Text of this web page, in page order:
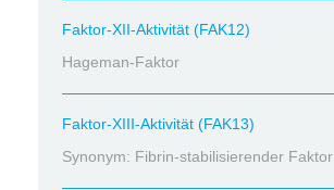
Faktor-XII-Aktivität (FAK12)
Hageman-Faktor
Faktor-XIII-Aktivität (FAK13)
Synonym: Fibrin-stabilisierender Faktor